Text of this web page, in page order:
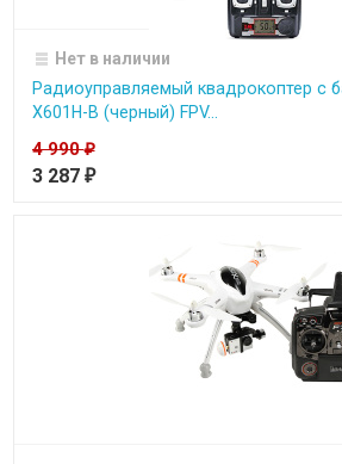
Нет в наличии
Радиоуправляемый квадрокоптер с
X601H-B (черный) FPV...
4 990₽
3 287 ₽